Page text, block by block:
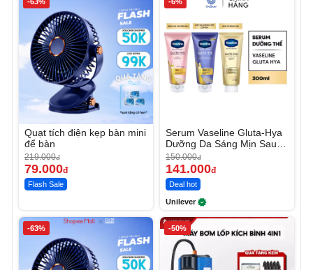
Quạt tích điện kẹp bàn mini
để bàn
219.000đ
79.000đ
Flash Sale
Serum Vaseline Gluta-Hya
Dưỡng Da Sáng Mịn Sau 7
Ngày
150.000đ
141.000đ
Deal hot
Unilever
-63% -50%